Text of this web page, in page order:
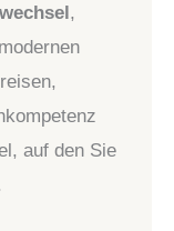
,
auf den Sie